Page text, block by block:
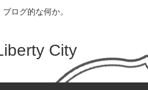
ブログ的な何か。
City